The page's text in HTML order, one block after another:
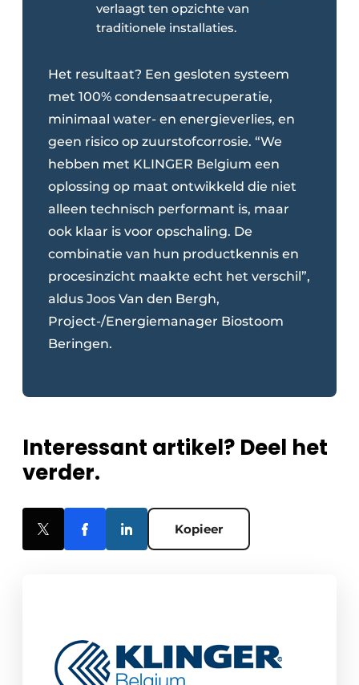
verlaagt ten opzichte van
traditionele installaties.
Het resultaat? Een gesloten systeem
met 100% condensaatrecuperatie,
minimaal water- en energieverlies, en
geen risico op zuurstofcorrosie. “We
hebben met KLINGER Belgium een
oplossing op maat ontwikkeld die niet
alleen technisch performant is, maar
ook klaar is voor opschaling. De
combinatie van hun productkennis en
procesinzicht maakte echt het verschil”,
aldus Joos Van den Bergh,
Project-/Energiemanager Biostoom
Beringen.
Interessant artikel? Deel het
verder.
Kopieer